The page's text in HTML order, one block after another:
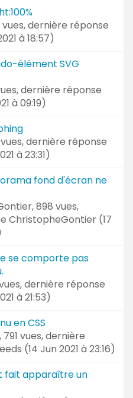
vues, dernière réponse
à 18:57)
élément SVG
dernière réponse
à 09:19)
dernière réponse
à 23:31)
fond d'écran ne
, 898 vues,
ChristopheGontier (17
se comporte pas
dernière réponse
à 21:53)
en CSS
, 791 vues, dernière
(14 Jun 2021 à 23:16)
fait apparaître un